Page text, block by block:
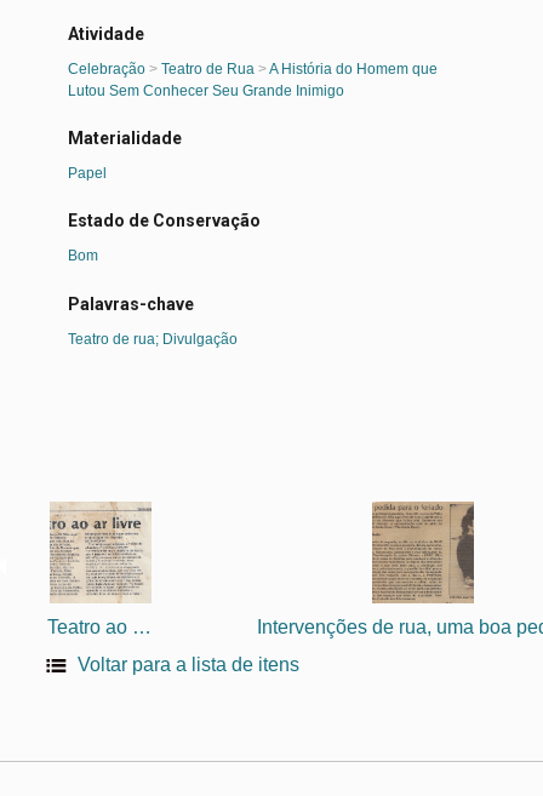
Atividade
Celebração> Teatro de Rua >A História do Homem que
Lutou Sem Conhecer Seu Grande Inimigo
Materialidade
Papel
Estado de Conservação
Bom
Palavras-chave
Teatro de rua; Divulgação
Teatro ao ar livre
Voltar para a lista de itens